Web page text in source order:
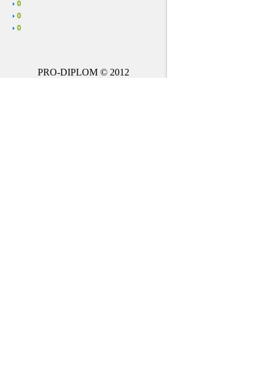
0
0
0
PRO-DIPLOM © 2012